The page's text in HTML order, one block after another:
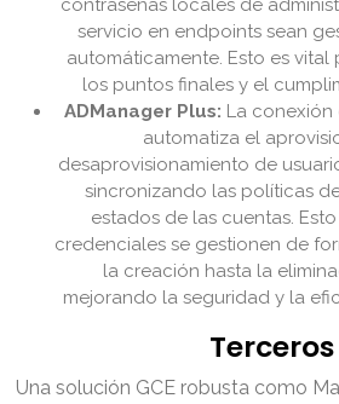
contraseñas locales de
servicio en endpoints sean
automáticamente. Esto es
los puntos finales y el
ADManager Plus: La conexión
automatiza el
desaprovisionamiento de
sincronizando las políticas
estados de las cuentas.
credenciales se gestionen de
la creación hasta la
mejorando la seguridad y la
Terceros
Una solución GCE robusta como